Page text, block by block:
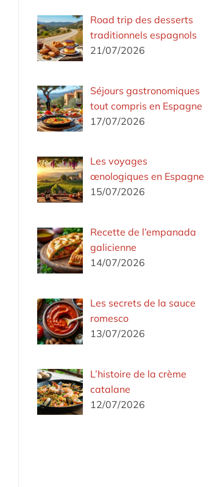
Road trip des desserts
traditionnels espagnols
21/07/2026
Séjours gastronomiques
tout compris en Espagne
17/07/2026
Les voyages
œnologiques en Espagne
15/07/2026
Recette de l’empanada
galicienne
14/07/2026
Les secrets de la sauce
romesco
13/07/2026
L’histoire de la crème
catalane
12/07/2026